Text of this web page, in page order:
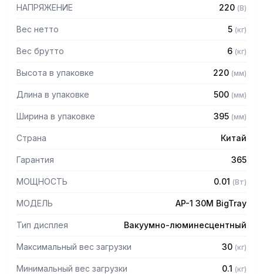
взвешиваемый товар
товаров
– Интерфейс RS-232 для передачи данных на ПК,
– Подключение к ПК
Технические характеристики:
– Размеры платформы: 255 х 440 мм
– Диапазон температур: -10 – +40 С
НАПРЯЖЕНИЕ 220 (В)
Вес нетто 5 (кг)
Вес брутто 6 (кг)
Высота в упаковке 220 (мм)
Длина в упаковке 500 (мм)
Ширина в упаковке 395 (мм)
Страна Китай
Гарантия 365
МОЩНОСТЬ 0.01 (Вт)
МОДЕЛЬ AP-1 30M BigTray
Тип дисплея Вакуумно-люминесцентный
Максимальный вес загрузки 30 (кг)
Минимальный вес загрузки 0.1 (кг)